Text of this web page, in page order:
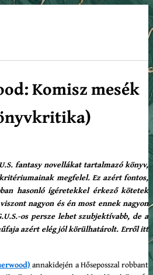
Komisz mesék
fantasy novellákat tartalmazó könyv,
megfelel. Ez azért fontos,
hasonló ígéretekkel érkező kötetek
nagyon és én most ennek nagyon
os persze lehet szubjektívabb, de a
azért elég jól körülhatárolt. Erről itt
annakidején a Hőseposszal robbant